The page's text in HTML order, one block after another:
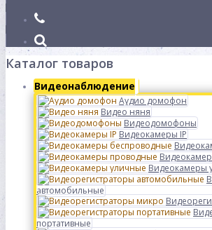
Каталог товаров
Видеонаблюдение
Аудио домофон
Видео няня
Видеодомофоны
Видеокамеры IP
Видеокамеры
автомобильные
портативные